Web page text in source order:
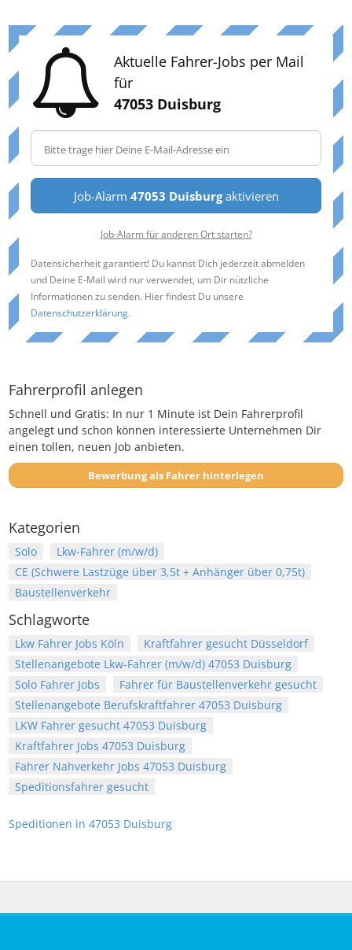
Aktuelle Fahrer-Jobs per Mail
für
47053 Duisburg
Job-Alarm 47053 Duisburgaktivieren
Job-Alarm für anderen Ort starten?
Datensicherheit garantiert! Du kannst Dich jederzeit abmelden
und Deine E-Mail wird nur verwendet, um Dir nützliche
Informationen zu senden. Hier findest Du unsere
Datenschutzerklärung.
Fahrerprofil anlegen
Schnell und Gratis: In nur 1 Minute ist Dein Fahrerprofil
angelegt und schon können interessierte Unternehmen Dir
einen tollen, neuen Job anbieten.
Bewerbung als Fahrer hinterlegen
Kategorien
Solo
Lkw-Fahrer (m/w/d)
CE (Schwere Lastzüge über 3,5t + Anhänger über 0,75t)
Baustellenverkehr
Schlagworte
Lkw Fahrer Jobs Köln
Kraftfahrer gesucht Düsseldorf
Stellenangebote Lkw-Fahrer (m/w/d) 47053 Duisburg
Solo Fahrer Jobs
Fahrer für Baustellenverkehr gesucht
Stellenangebote Berufskraftfahrer 47053 Duisburg
LKW Fahrer gesucht 47053 Duisburg
Kraftfahrer Jobs 47053 Duisburg
Fahrer Nahverkehr Jobs 47053 Duisburg
Speditionsfahrer gesucht
Speditionen in 47053 Duisburg